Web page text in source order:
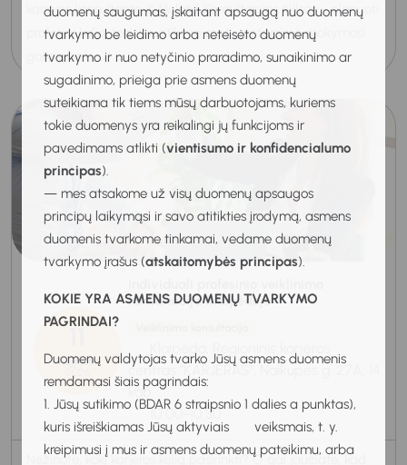
duomenų saugumas, įskaitant apsaugą nuo duomenų
tvarkymo be leidimo arba neteisėto duomenų
tvarkymo ir nuo netyčinio praradimo, sunaikinimo ar
sugadinimo, prieiga prie asmens duomenų
suteikiama tik tiems mūsų darbuotojams, kuriems
tokie duomenys yra reikalingi jų funkcijoms ir
pavedimams atlikti (vientisumo ir konfidencialumo
principas).
— mes atsakome už visų duomenų apsaugos
principų laikymąsi ir savo atitikties įrodymą, asmens
duomenis tvarkome tinkamai, vedame duomenų
tvarkymo įrašus (atskaitomybės principas).
KOKIE YRA ASMENS DUOMENŲ TVARKYMO
PAGRINDAI?
Duomenų valdytojas tvarko Jūsų asmens duomenis
remdamasi šiais pagrindais:
1. Jūsų sutikimo (BDAR 6 straipsnio 1 dalies a punktas),
kuris išreiškiamas Jūsų aktyviais veiksmais, t. y.
kreipimusi į mus ir asmens duomenų pateikimu, arba
karjeros konsultante iš Molėtų. Konsultacijos tiklsas - planuoti
profesinį kelią, todėl susitikimo matu aptarsime mokymosi
galimybes...
11
Rugpjūtis
konsultacija Klaipėdoje
Klaipėda, Regioninis karjeros
centras "KARJERAS", Naikupės g. 27A, 14
kab.
10:00-10:30
Nežinote, kokį karjeros kelią pasirinkti? O gal jaučiate, kad